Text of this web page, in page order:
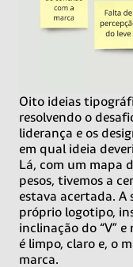
Oito ideias
resolvendo o
liderança e os
em qual ideia
Lá, com um mapa
pesos, tivemos a
estava acertada. A
próprio logotipo,
inclinação do “V”
é limpo, claro e, o
marca.